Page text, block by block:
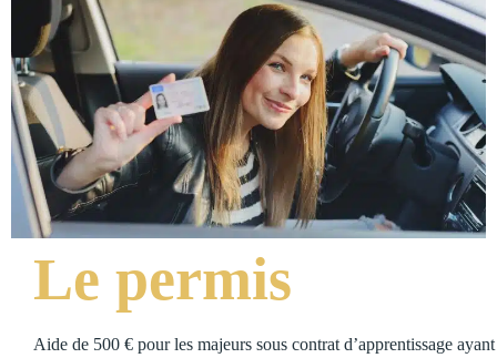
Le permis
Aide de 500 € pour les majeurs sous contrat d’apprentissage ayant